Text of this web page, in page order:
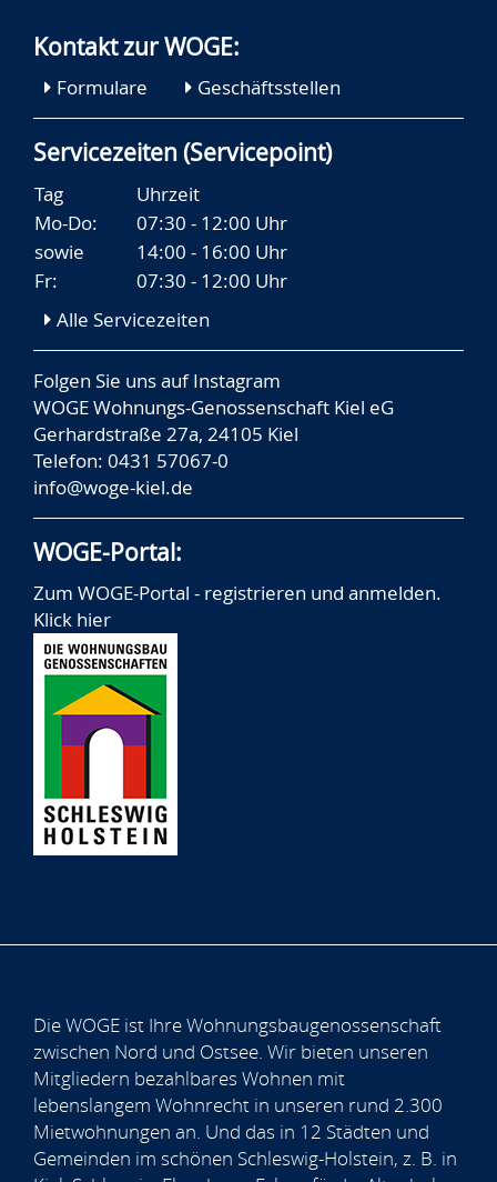
Kontakt zur WOGE:
Formulare Geschäftsstellen
Servicezeiten (Servicepoint)
Tag
Uhrzeit
Mo-Do:
07:30 - 12:00 Uhr
sowie
14:00 - 16:00 Uhr
Fr:
07:30 - 12:00 Uhr
Alle Servicezeiten
Folgen Sie uns aufInstagram
WOGE Wohnungs-Genossenschaft Kiel eG
Gerhardstraße 27a, 24105 Kiel
Telefon: 0431 57067-0
info@woge-kiel.de
WOGE-Portal:
Zum WOGE-Portal - registrieren und anmelden.
Klick hier
Die WOGE ist Ihre Wohnungsbaugenossenschaft
zwischen Nord und Ostsee. Wir bieten unseren
Mitgliedern bezahlbares Wohnen mit
lebenslangem Wohnrecht in unseren rund 2.300
Mietwohnungen an. Und das in 12 Städten und
Gemeinden im schönen Schleswig-Holstein, z. B. in